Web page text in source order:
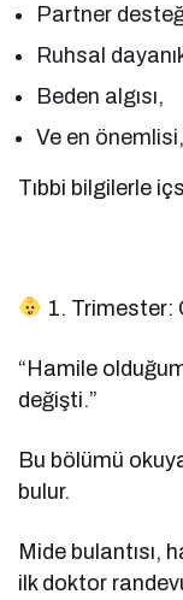
Partner
Ruhsal
Beden algısı,
Ve en
Tıbbi bilgilerle
1. Trimester:
“Hamile
değişti.”
Bu bölümü
bulur.
Mide bulantısı,
ilk doktor